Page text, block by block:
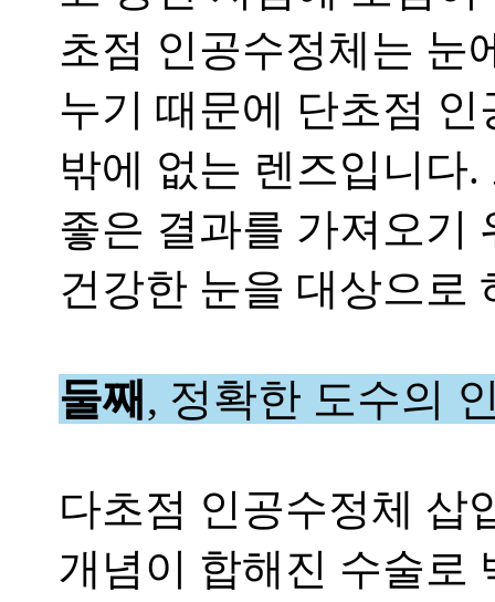
초점 인공수정체는 눈
누기 때문에 단초점
밖에 없는 렌즈입니다.
좋은 결과를 가져오기
건강한 눈을 대상으로
둘째, 정확한 도수의
다초점 인공수정체 삽
개념이 합해진 수술로